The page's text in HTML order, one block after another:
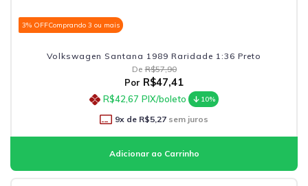
3% OFFComprando 3 ou mais
Volkswagen Santana 1989 Raridade 1:36 Preto
De R$57,90
Por R$47,41
R$42,67 PIX/boleto 10%
9x de R$5,27 sem juros